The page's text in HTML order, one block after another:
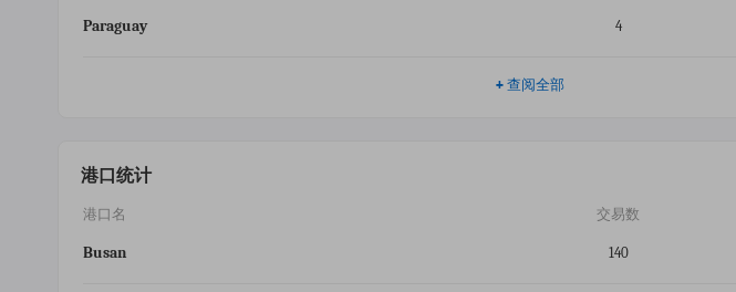
Paraguay 4
+ 查阅全部
港口统计
港口名 交易数
Busan 140